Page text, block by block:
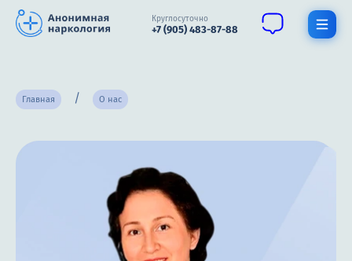
Круглосуточно
+7 (905) 483-87-88
Главная О нас